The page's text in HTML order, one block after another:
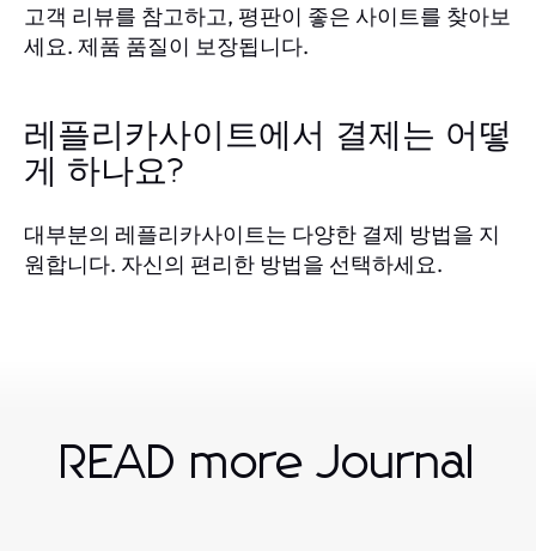
고객 리뷰를 참고하고, 평판이 좋은 사이트를 찾아보
세요. 제품 품질이 보장됩니다.
레플리카사이트에서 결제는 어떻
게 하나요?
대부분의 레플리카사이트는 다양한 결제 방법을 지
원합니다. 자신의 편리한 방법을 선택하세요.
READ more Journal